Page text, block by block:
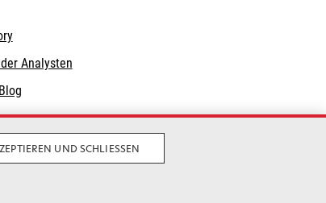
Analysten
UND SCHLIESSEN